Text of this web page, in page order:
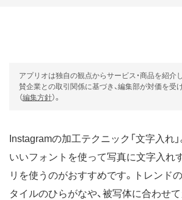
アプリオは独自の観点からサービス・商品を紹介
賛企業との取引関係に基づき、編集部が対価を受
（編集方針）。
Instagramの加工テクニック「文字入れ
いいフォントを使って写真に文字入れ
リを使うのがおすすめです。トレンド
タイルのひらがなや、被写体に合わせ